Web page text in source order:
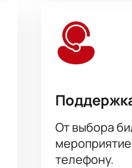
От выбора
телефону.